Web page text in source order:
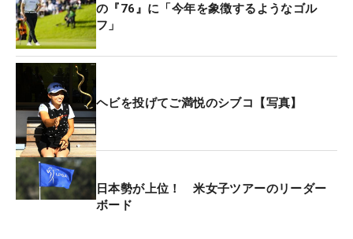
の『76』に「今年を象徴するようなゴル
フ」
ヘビを投げてご満悦のシブコ【写真】
日本勢が上位！ 米女子ツアーのリーダー
ボード